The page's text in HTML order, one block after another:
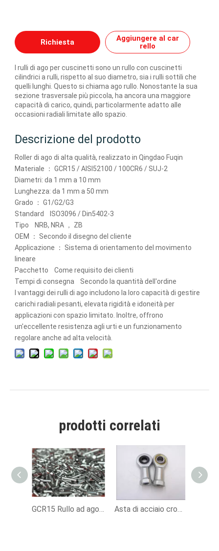
Richiesta
Aggiungere al car
rello
I rulli di ago per cuscinetti sono un rullo con cuscinetti
cilindrici a rulli, rispetto al suo diametro, sia i rulli sottili che
quelli lunghi. Questo si chiama ago rullo. Nonostante la sua
sezione trasversale più piccola, ha ancora una maggiore
capacità di carico, quindi, particolarmente adatto alle
occasioni radiali limitate allo spazio.
Descrizione del prodotto
Roller di ago di alta qualità, realizzato in Qingdao Fuqin
Materiale ： GCR15 / AISI52100 / 100CR6 / SUJ-2
Diametri: da 1 mm a 10 mm
Lunghezza: da 1 mm a 50 mm
Grado ： G1/G2/G3
Standard ISO3096 / Din5402-3
Tipo NRB, NRA ， ZB
OEM ： Secondo il disegno del cliente
Applicazione ： Sistema di orientamento del movimento
lineare
Pacchetto Come requisito dei clienti
Tempi di consegna Secondo la quantità dell'ordine
I vantaggi dei rulli di ago includono la loro capacità di gestire
carichi radiali pesanti, elevata rigidità e idoneità per
applicazioni con spazio limitato. Inoltre, offrono
un'eccellente resistenza agli urti e un funzionamento
regolare anche ad alta velocità.
prodotti correlati
GCR15 Rullo ad ago in acciaio Chrome per guida lineare 40x40mm Asta di acciaio cromata estremità per l'energia del vento